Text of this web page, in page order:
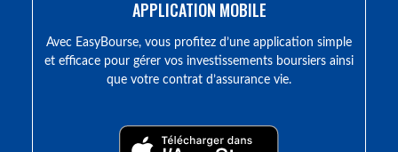
APPLICATION MOBILE
Avec EasyBourse, vous profitez d’une application simple
et efficace pour gérer vos investissements boursiers ainsi
que votre contrat d’assurance vie.